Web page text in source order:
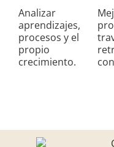
Analizar
aprendizajes,
procesos y el
propio
crecimiento.